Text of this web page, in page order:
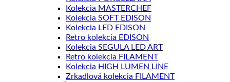
Kolekcia MASTERCHEF
Kolekcia SOFT EDISON
Kolekcia LED EDISON
Retro kolekcia EDISON
Kolekcia SEGULA LED ART
Retro kolekcia FILAMENT
Kolekcia HIGH LUMEN LINE
Zrkadlová kolekcia FILAMENT